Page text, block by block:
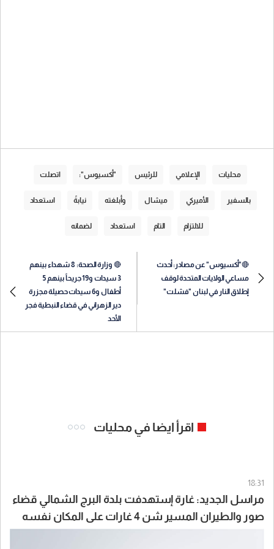
محليات الإعلامي للرئيس "أكسيوس": اتصلت
بالسفير الأميركي ميشال وأبلغته نيابةً استعداد
للالتزام التام استعداد لضمانه
🔴"أكسيوس" عن مصادر: أحدث
مساعي الولايات المتحدة لوقف
إطلاق النار في لبنان "فشلت"
🔴 وزارة الصحة: 8 شهداء بينهم
3 سيدات و19 جريحاً بينهم 5
أطفال و6 سيدات حصيلة مجزرة
دير الزهراني في قضاء النبطية فجر
الأحد
اقرأ ايضا في محليات
18:31
مراسل الجديد: غارة إستهدفت بلدة البرج الشمالي قضاء
صور والطيران المسير شن 4 غارات على المكان نفسه